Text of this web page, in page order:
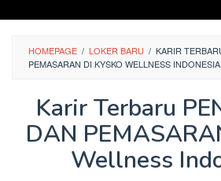
HOMEPAGE / LOKER BARU / KARIR
PEMASARAN DI KYSKO WELLNESS INDONESIA
Karir Terbaru
DAN
Wellness